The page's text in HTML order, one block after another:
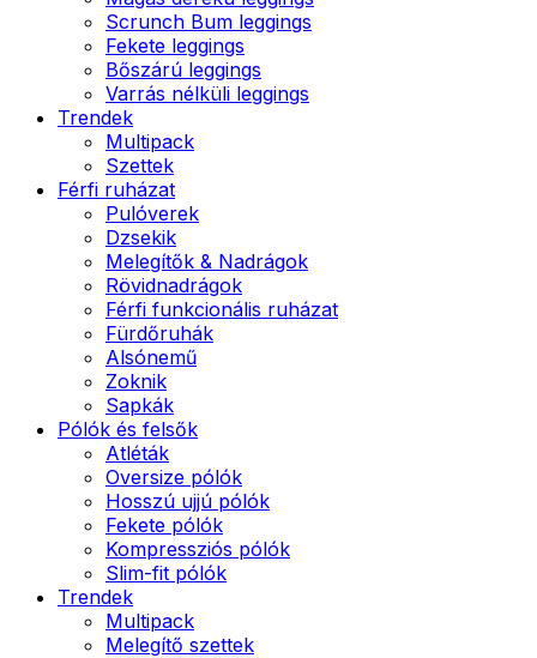
Scrunch Bum leggings
Fekete leggings
Bőszárú leggings
Varrás nélküli leggings
Trendek
Multipack
Szettek
Férfi ruházat
Pulóverek
Dzsekik
Melegítők & Nadrágok
Rövidnadrágok
Férfi funkcionális ruházat
Fürdőruhák
Alsónemű
Zoknik
Sapkák
Pólók és felsők
Atléták
Oversize pólók
Hosszú ujjú pólók
Fekete pólók
Kompressziós pólók
Slim-fit pólók
Trendek
Multipack
Melegítő szettek